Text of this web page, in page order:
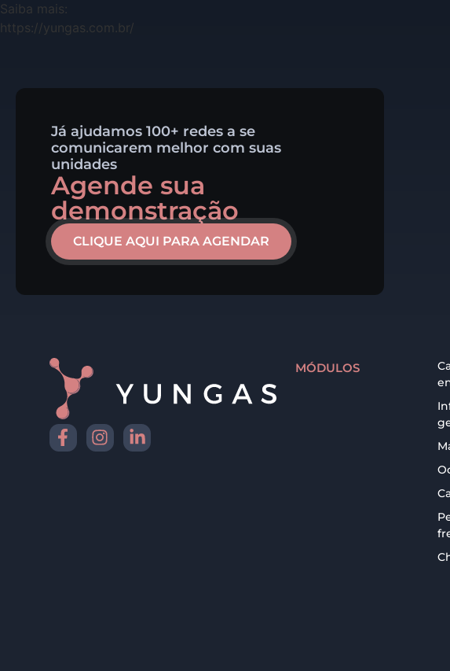
Saiba mais:
⁠https://yungas.com.br/
Já ajudamos 100+ redes a se
comunicarem melhor com suas
unidades
Agende sua
demonstração
CLIQUE AQUI PARA AGENDAR
MÓDULOS